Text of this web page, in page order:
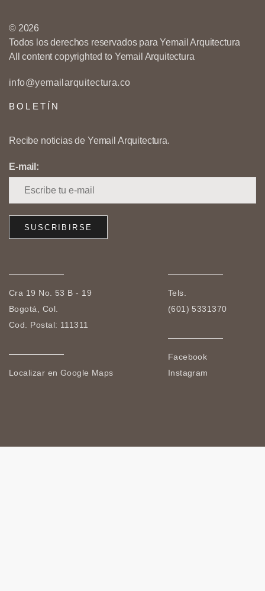
© 2026
Todos los derechos reservados para Yemail Arquitectura
All content copyrighted to Yemail Arquitectura
info@yemailarquitectura.co
BOLETÍN
Recibe noticias de Yemail Arquitectura.
E-mail:
Cra 19 No. 53 B - 19
Bogotá, Col.
Cod. Postal: 111311
Localizar en Google Maps
Tels.
(601) 5331370
Facebook
Instagram